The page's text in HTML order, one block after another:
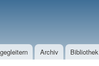
Archiv Bibliothek